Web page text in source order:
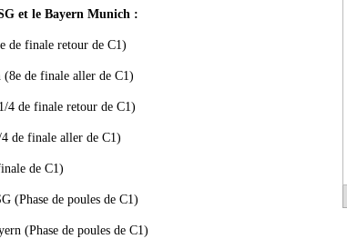
et le Bayern Munich :
de finale retour de C1)
(8e de finale aller de C1)
4 de finale retour de C1)
de finale aller de C1)
de C1)
(Phase de poules de C1)
(Phase de poules de C1)